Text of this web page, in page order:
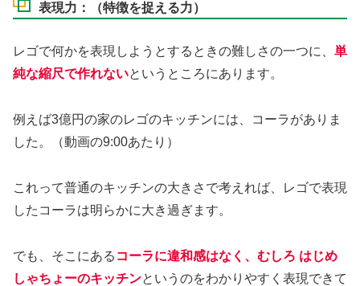
表現力：（特徴を捉える力）
レゴで何かを表現しようとするときの難しさの一つに、 単
純な縮尺で作れないというところにあります。
例えば3億円の家のレゴのキッチンには、コーラがありま
した。（動画の9:00あたり）
これって普通のキッチンの大きさで考えれば、レゴで表現
したコーラは明らかに大き過ぎます。
でも、そこにある コーラに違和感はなく、むしろ はじめ
しゃちょーのキッチンというのをわかりやすく表現できて